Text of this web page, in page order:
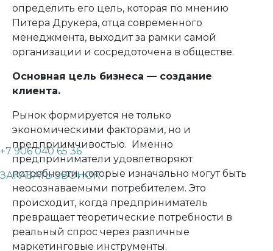
+7 906 040 65 36
ЗАКАЗАТЬ ЗВОНОК
определить его цель, которая по мнению
Питера Друкера, отца современного
менеджмента, выходит за рамки самой
организации и сосредоточена в обществе.
Основная цель бизнеса — создание
клиента.
Рынок формируется не только
экономическими факторами, но и
предприимчивостью. Именно
предприниматели удовлетворяют
потребности, которые изначально могут быть
неосознаваемыми потребителем. Это
происходит, когда предприниматель
превращает теоретические потребности в
реальный спрос через различные
маркетинговые инструменты.